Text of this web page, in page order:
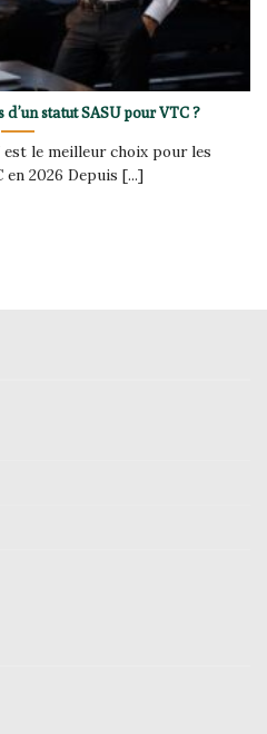
statut SASU pour VTC ?
le meilleur choix pour les
en 2026 Depuis [...]